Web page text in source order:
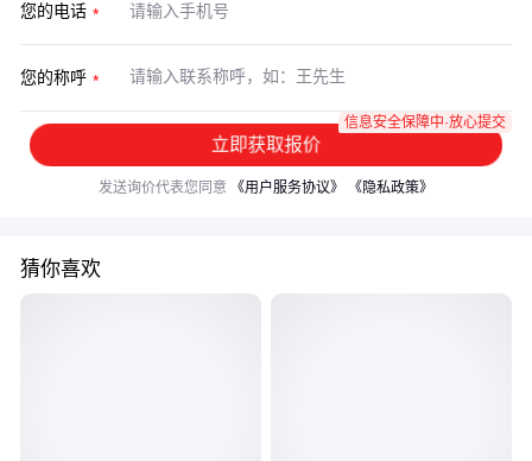
您的电话
您的称呼
立即获取报价
信息安全保障中·放心提交
发送询价代表您同意 《用户服务协议》 《隐私政策》
猜你喜欢